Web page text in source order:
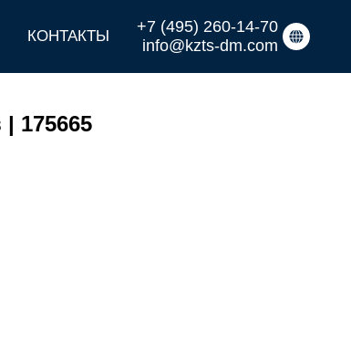
КОНТАКТЫ
+7 (495) 260-14-70
info@kzts-dm.com
175665